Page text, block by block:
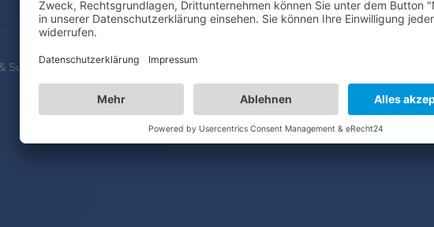
Support Wiederkehrende Umsätze